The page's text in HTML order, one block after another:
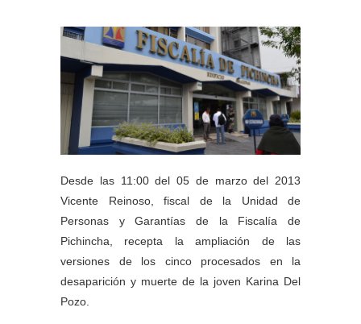
Desde las 11:00 del 05 de marzo del 2013
Vicente Reinoso, fiscal de la Unidad de
Personas y Garantías de la Fiscalía de
Pichincha, recepta la ampliación de las
versiones de los cinco procesados en la
desaparición y muerte de la joven Karina Del
Pozo.